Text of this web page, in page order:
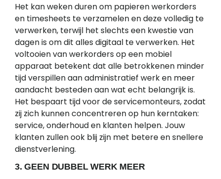
Het kan weken duren om papieren werkorders
en timesheets te verzamelen en deze volledig te
verwerken, terwijl het slechts een kwestie van
dagen is om dit alles digitaal te verwerken. Het
voltooien van werkorders op een mobiel
apparaat betekent dat alle betrokkenen minder
tijd verspillen aan administratief werk en meer
aandacht besteden aan wat echt belangrijk is.
Het bespaart tijd voor de servicemonteurs, zodat
zij zich kunnen concentreren op hun kerntaken:
service, onderhoud en klanten helpen. Jouw
klanten zullen ook blij zijn met betere en snellere
dienstverlening.
3. GEEN DUBBEL WERK MEER